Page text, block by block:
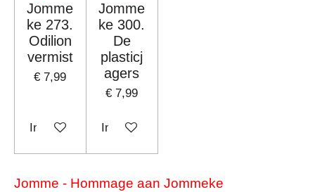
Jomme
ke 273.
Odilion
vermist
€ 7,99
In winkelwagen
Jomme
ke 300.
De
plasticj
agers
€ 7,99
In winkelwagen
Jomme - Hommage aan Jommeke